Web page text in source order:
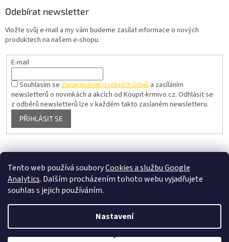
Tento web používá souboryCookies a službu Google
Analytics. Dalším procházením tohoto webu vyjadřujete
souhlas s jejich používáním.
Nastavení
Odebírat newsletter
Vložte svůj e-mail a my vám budeme zasílat informace o nových
produktech na našem e-shopu.
E-mail
Souhlasím seZpracováním osobních údajůa zasíláním
newsletterů o novinkách a akcích od Koupit-krmivo.cz. Odhlásit se
z odběrů newsletterů lze v každém takto zaslaném newsletteru.
PŘIHLÁSIT SE
Copyright 2026koupit-krmivo.cz. Všechna práva vyhrazena.